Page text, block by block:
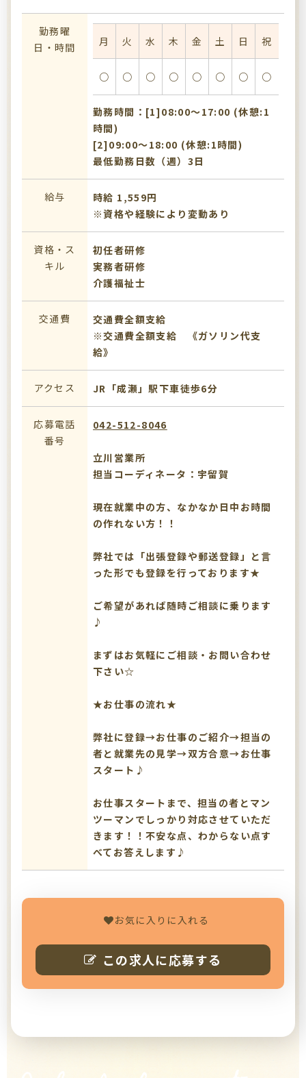
勤務曜
日・時間
月 火 水 木 金 土 日 祝
○ ○ ○ ○ ○ ○ ○ ○
勤務時間：[1]08:00〜17:00 (休憩:1
時間)
[2]09:00〜18:00 (休憩:1時間)
最低勤務日数（週）3日
給与
時給 1,559円
※資格や経験により変動あり
資格・ス
キル
初任者研修
実務者研修
介護福祉士
交通費
交通費全額支給
※交通費全額支給 《ガソリン代支
給》
アクセス JR「成瀬」駅下車徒歩6分
応募電話
番号
042-512-8046
立川営業所
担当コーディネータ：宇留賀
現在就業中の方、なかなか日中お時間
の作れない方！！
弊社では「出張登録や郵送登録」と言
った形でも登録を行っております★
ご希望があれば随時ご相談に乗ります
♪
まずはお気軽にご相談・お問い合わせ
下さい☆
★お仕事の流れ★
弊社に登録→お仕事のご紹介→担当の
者と就業先の見学→双方合意→お仕事
スタート♪
お仕事スタートまで、担当の者とマン
ツーマンでしっかり対応させていただ
きます！！不安な点、わからない点す
べてお答えします♪
お気に入りに入れる
この求人に応募する